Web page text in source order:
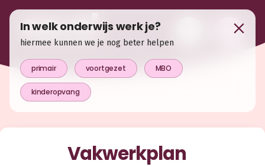
Vakwerkplan
In welk onderwijs werk je?
hiermee kunnen we je nog beter helpen
primair voortgezet MBO
kinderopvang